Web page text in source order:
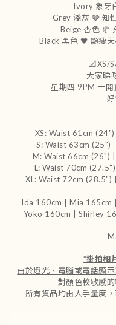
Ivory 象牙
Grey 淺灰 🩶 知
Beige 杏色 🥐
Black 黑色 🖤 顯瘦
📐XS/
大家睇
星期四 9PM 一
XS: Waist 61cm
S: Waist 63cm (25")
M: Waist 66cm (26")
L: Waist 70cm
XL: Waist 72cm
Ida 160cm | Mia
Yoko 160cm | Shirley
*掛拍相
由於燈光、電腦或電話顯
對顏色較敏感
所有貨品均由人手量度